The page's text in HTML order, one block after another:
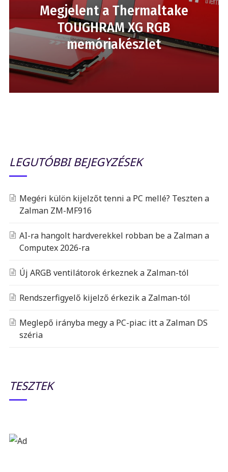
Megjelent a Thermaltake
TOUGHRAM XG RGB
memóriakészlet
LEGUTÓBBI BEJEGYZÉSEK
Megéri külön kijelzőt tenni a PC mellé? Teszten a
Zalman ZM-MF916
AI-ra hangolt hardverekkel robban be a Zalman a
Computex 2026-ra
Új ARGB ventilátorok érkeznek a Zalman-tól
Rendszerfigyelő kijelző érkezik a Zalman-tól
Meglepő irányba megy a PC-piac: itt a Zalman DS
széria
TESZTEK